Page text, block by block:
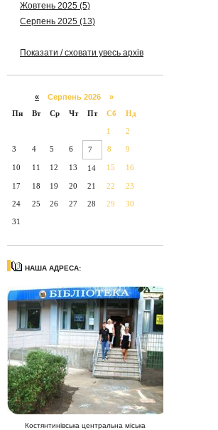
Жовтень 2025 (5)
Серпень 2025 (13)
Показати / сховати увесь архів
« Серпень 2026 »
Пн
Вт Ср Чт Пт Сб Нд
1 2
3 4 5 6 7 8 9
10 11 12 13 14 15 16
17 18 19 20 21 22 23
24 25 26 27 28 29 30
31
НАША АДРЕСА:
Костянтинівська центральна міська